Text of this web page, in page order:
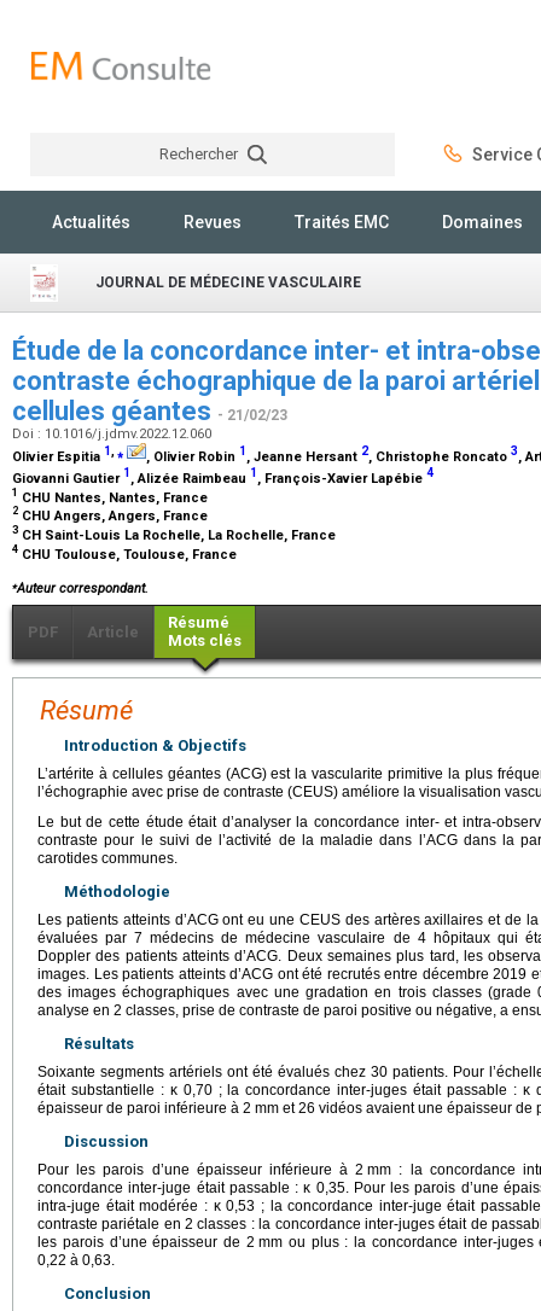
Rechercher Service
Actualités Revues Traités EMC Domaines
JOURNAL DE MÉDECINE VASCULAIRE
Étude de la concordance inter- et intra-
contraste échographique de la paroi
cellules géantes - 21/02/23
Doi : 10.1016/j.jdmv.2022.12.060
Olivier Espitia 1,⁎ , Olivier Robin 1 , Jeanne Hersant 2, Christophe Roncato 3,
Giovanni Gautier 1 , Alizée Raimbeau 1 , François-Xavier Lapébie 4
1 CHU Nantes, Nantes, France
2 CHU Angers, Angers, France
3 CH Saint-Louis La Rochelle, La Rochelle, France
4 CHU Toulouse, Toulouse, France
⁎Auteur correspondant.
PDF Article
Résumé
Mots clés
Résumé
Introduction & Objectifs
L’artérite à cellules géantes (ACG) est la vascularite primitive la plus
l’échographie avec prise de contraste (CEUS) améliore la visualisation
Le but de cette étude était d’analyser la concordance inter- et intra-
contraste pour le suivi de l’activité de la maladie dans l’ACG dans la
carotides communes.
Méthodologie
Les patients atteints d’ACG ont eu une CEUS des artères axillaires et de
évaluées par 7 médecins de médecine vasculaire de 4 hôpitaux qui
Doppler des patients atteints d’ACG. Deux semaines plus tard, les
images. Les patients atteints d’ACG ont été recrutés entre décembre 2019
des images échographiques avec une gradation en trois classes
analyse en 2 classes, prise de contraste de paroi positive ou négative, a
Résultats
Soixante segments artériels ont été évalués chez 30 patients. Pour
était substantielle : κ 0,70 ; la concordance inter-juges était passable :
épaisseur de paroi inférieure à 2 mm et 26 vidéos avaient une épaisseur de
Discussion
Pour les parois d’une épaisseur inférieure à 2 mm : la concordance
concordance inter-juge était passable : κ 0,35. Pour les parois d’une
intra-juge était modérée : κ 0,53 ; la concordance inter-juge était
contraste pariétale en 2 classes : la concordance inter-juges était de
les parois d’une épaisseur de 2 mm ou plus : la concordance inter-
0,22 à 0,63.
Conclusion